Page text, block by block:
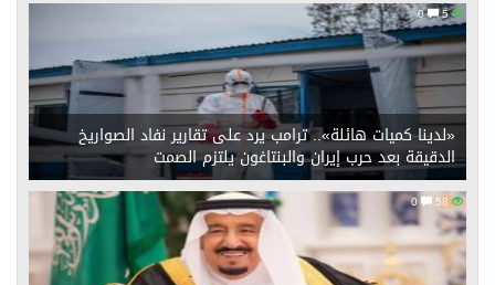
5
0
«لدينا كميات هائلة».. ترامب يرد على تقارير نفاد الصواريخ
الدقيقة بعد حرب إيران والبنتاغون يلتزم الصمت
58